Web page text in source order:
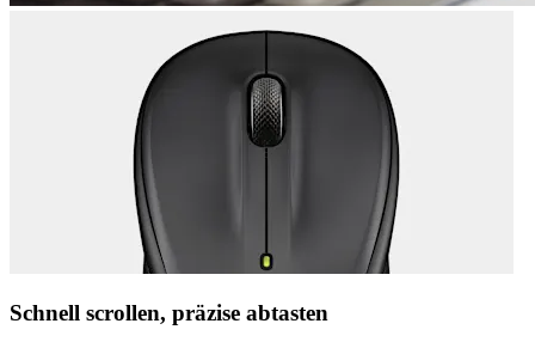
Schnell scrollen, präzise abtasten